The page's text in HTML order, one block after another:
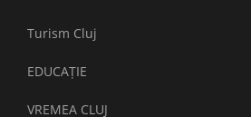
Turism Cluj
EDUCAȚIE
VREMEA CLUJ